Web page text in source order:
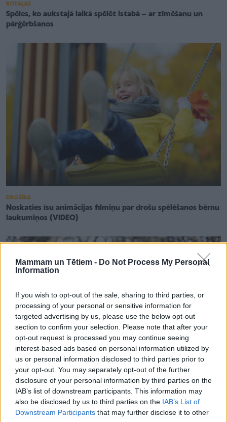
Mammam un Tētiem - Do Not Process My Personal
Information
If you wish to opt-out of the sale, sharing to third parties, or
processing of your personal or sensitive information for
targeted advertising by us, please use the below opt-out
section to confirm your selection. Please note that after your
opt-out request is processed you may continue seeing
interest-based ads based on personal information utilized by
us or personal information disclosed to third parties prior to
your opt-out. You may separately opt-out of the further
disclosure of your personal information by third parties on the
IAB’s list of downstream participants. This information may
also be disclosed by us to third parties on the IAB’s List of
Downstream Participants that may further disclose it to other
ROTAĻAS
Spēles, ko aukstajā laikā spēlēt istabā – ar zīmēšanu un
pārģērbšanos
DROŠĪBA
Noskaties īsu animācijas filmiņu par drošu spēlēšanos bērnu
laukumiņos (VIDEO)
ROTAĻAS
Trīs vienkāršas, bet jautras un attīstošas spēles kopā ar tēti:
iesaka treneris